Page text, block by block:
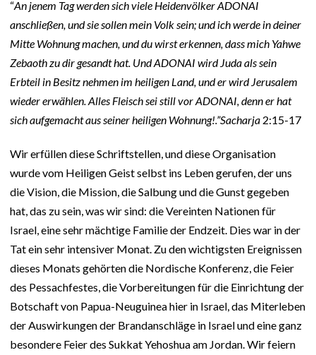
“An jenem Tag werden sich viele Heidenvölker ADONAI
anschließen, und sie sollen mein Volk sein; und ich werde in deiner
Mitte Wohnung machen, und du wirst erkennen, dass mich Yahwe
Zebaoth zu dir gesandt hat. Und ADONAI wird Juda als sein
Erbteil in Besitz nehmen im heiligen Land, und er wird Jerusalem
wieder erwählen. Alles Fleisch sei still vor ADONAI, denn er hat
sich aufgemacht aus seiner heiligen Wohnung!.”Sacharja 2:15-17
Wir erfüllen diese Schriftstellen, und diese Organisation
wurde vom Heiligen Geist selbst ins Leben gerufen, der uns
die Vision, die Mission, die Salbung und die Gunst gegeben
hat, das zu sein, was wir sind: die Vereinten Nationen für
Israel, eine sehr mächtige Familie der Endzeit. Dies war in der
Tat ein sehr intensiver Monat. Zu den wichtigsten Ereignissen
dieses Monats gehörten die Nordische Konferenz, die Feier
des Pessachfestes, die Vorbereitungen für die Einrichtung der
Botschaft von Papua-Neuguinea hier in Israel, das Miterleben
der Auswirkungen der Brandanschläge in Israel und eine ganz
besondere Feier des Sukkat Yehoshua am Jordan. Wir feiern